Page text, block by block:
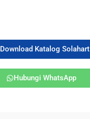
Download Katalog Solahart
Hubungi WhatsApp